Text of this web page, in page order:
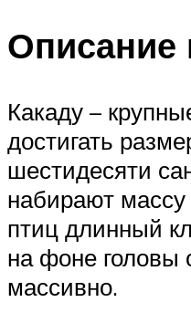
Описание
Какаду –
достигать
шестидесяти
набирают
птиц длинный
на фоне головы
массивно.